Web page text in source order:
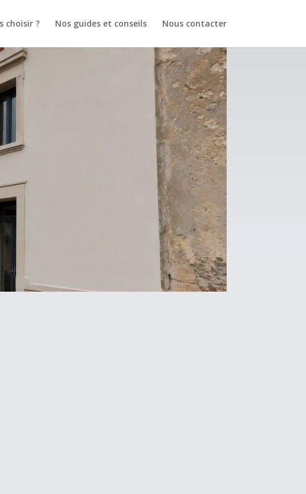
choisir ? Nos guides et conseils Nous contacter